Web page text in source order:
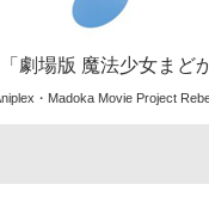
劇場版 魔法少女ま
・Madoka Movie Project